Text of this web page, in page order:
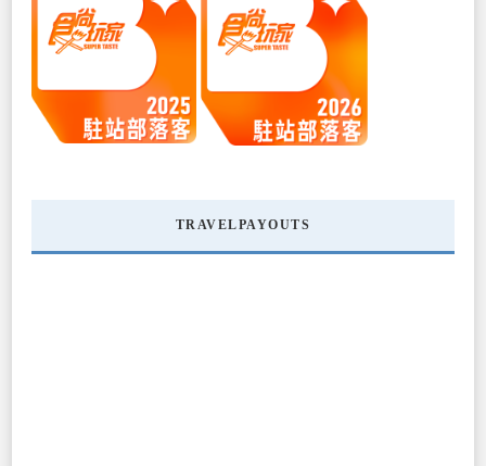
TRAVELPAYOUTS